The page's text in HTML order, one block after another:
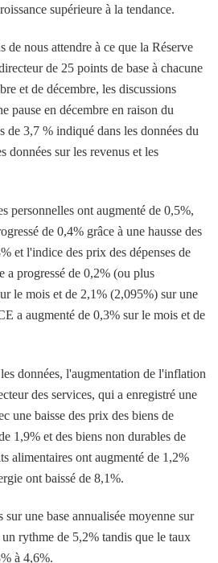
supérieure à la tendance.
de nous attendre à ce que la Réserve
de 25 points de base à chacune
et de décembre, les discussions
pause en décembre en raison du
de 3,7 % indiqué dans les données du
données sur les revenus et les
personnelles ont augmenté de 0,5%,
de 0,4% grâce à une hausse des
et l'indice des prix des dépenses de
a progressé de 0,2% (ou plus
le mois et de 2,1% (2,095%) sur une
a augmenté de 0,3% sur le mois et de
données, l'augmentation de l'inflation
des services, qui a enregistré une
une baisse des prix des biens de
1,9% et des biens non durables de
alimentaires ont augmenté de 1,2%
ont baissé de 8,1%.
sur une base annualisée moyenne sur
rythme de 5,2% tandis que le taux
à 4,6%.